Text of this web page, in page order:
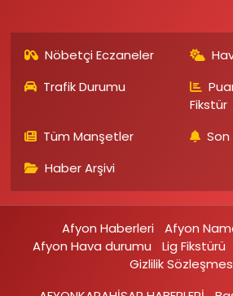
Nöbetçi Eczaneler
Trafik Durumu
Fikstür
Tüm Manşetler
Son
Haber Arşivi
Afyon Haberleri
Afyon
Afyon Hava durumu
Lig Fikstürü
Gizlilik